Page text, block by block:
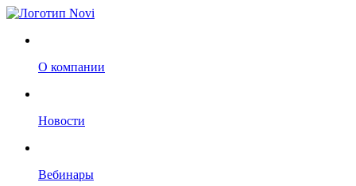
О компании
Новости
Вебинары